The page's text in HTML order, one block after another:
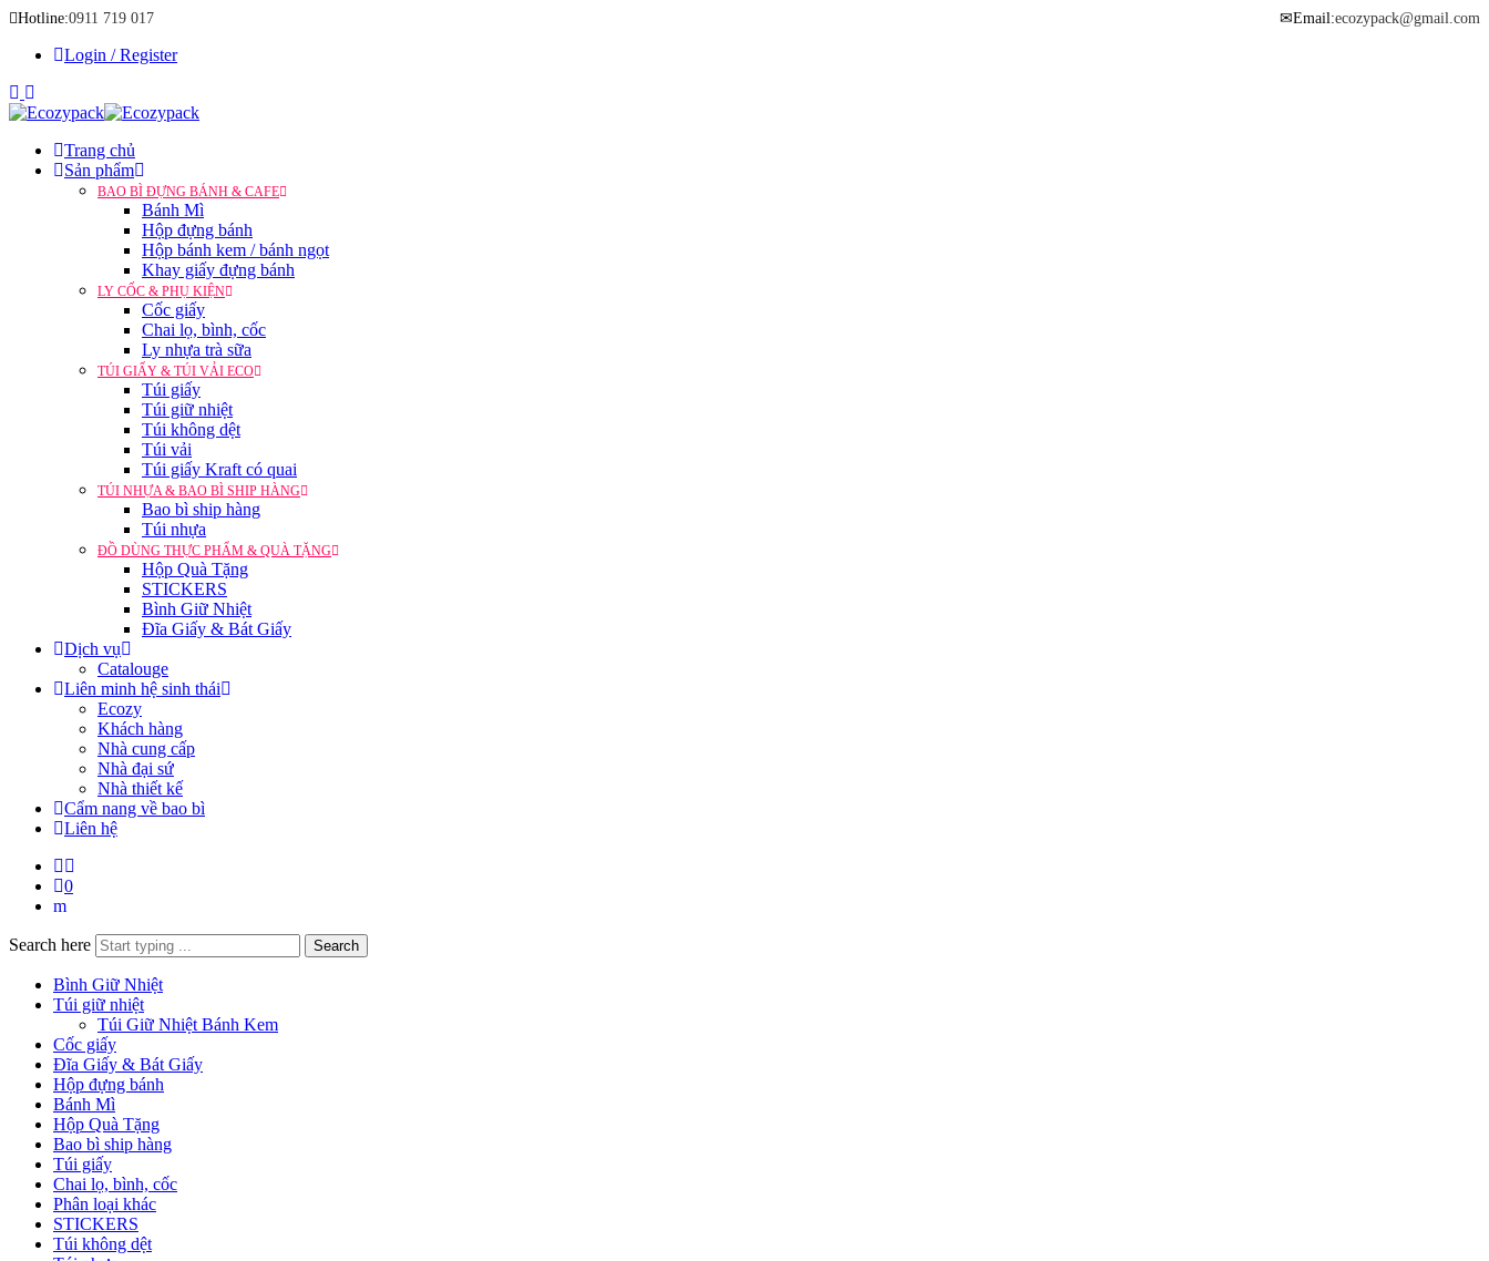
Hotline:0911 719 017 ✉Email:ecozypack@gmail.com
Login / Register
Trang chủ
Sản phẩm
BAO BÌ ĐỰNG BÁNH & CAFE
Bánh Mì
Hộp đựng bánh
Hộp bánh kem / bánh ngọt
Khay giấy đựng bánh
LY CỐC & PHỤ KIỆN
Cốc giấy
Chai lọ, bình, cốc
Ly nhựa trà sữa
TÚI GIẤY & TÚI VẢI ECO
Túi giấy
Túi giữ nhiệt
Túi không dệt
Túi vải
Túi giấy Kraft có quai
TÚI NHỰA & BAO BÌ SHIP HÀNG
Bao bì ship hàng
Túi nhựa
ĐỒ DÙNG THỰC PHẨM & QUÀ TẶNG
Hộp Quà Tặng
STICKERS
Bình Giữ Nhiệt
Đĩa Giấy & Bát Giấy
Dịch vụ
Catalouge
Liên minh hệ sinh thái
Ecozy
Khách hàng
Nhà cung cấp
Nhà đại sứ
Nhà thiết kế
Cẩm nang về bao bì
Liên hệ
0
Search here Search
Bình Giữ Nhiệt
Túi giữ nhiệt
Túi Giữ Nhiệt Bánh Kem
Cốc giấy
Đĩa Giấy & Bát Giấy
Hộp đựng bánh
Bánh Mì
Hộp Quà Tặng
Bao bì ship hàng
Túi giấy
Chai lọ, bình, cốc
Phân loại khác
STICKERS
Túi không dệt